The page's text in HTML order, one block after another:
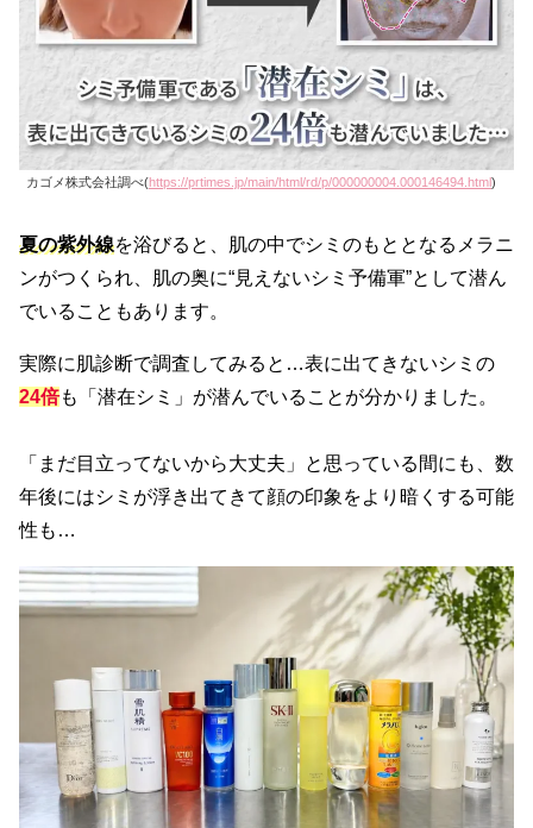
カゴメ株式会社調べ(https://prtimes.jp/main/html/rd/p/000000004.000146494.html)
夏の紫外線を浴びると、肌の中でシミのもととなるメラニ
ンがつくられ、肌の奥に“見えないシミ予備軍”として潜ん
でいることもあります。
実際に肌診断で調査してみると…表に出てきないシミの
24倍も「潜在シミ」が潜んでいることが分かりました。
「まだ目立ってないから大丈夫」と思っている間にも、数
年後にはシミが浮き出てきて顔の印象をより暗くする可能
性も…